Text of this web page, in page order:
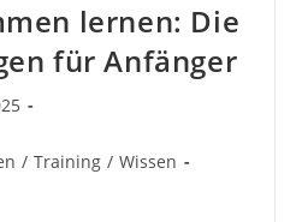
lernen: Die
für Anfänger
/ Training / Wissen